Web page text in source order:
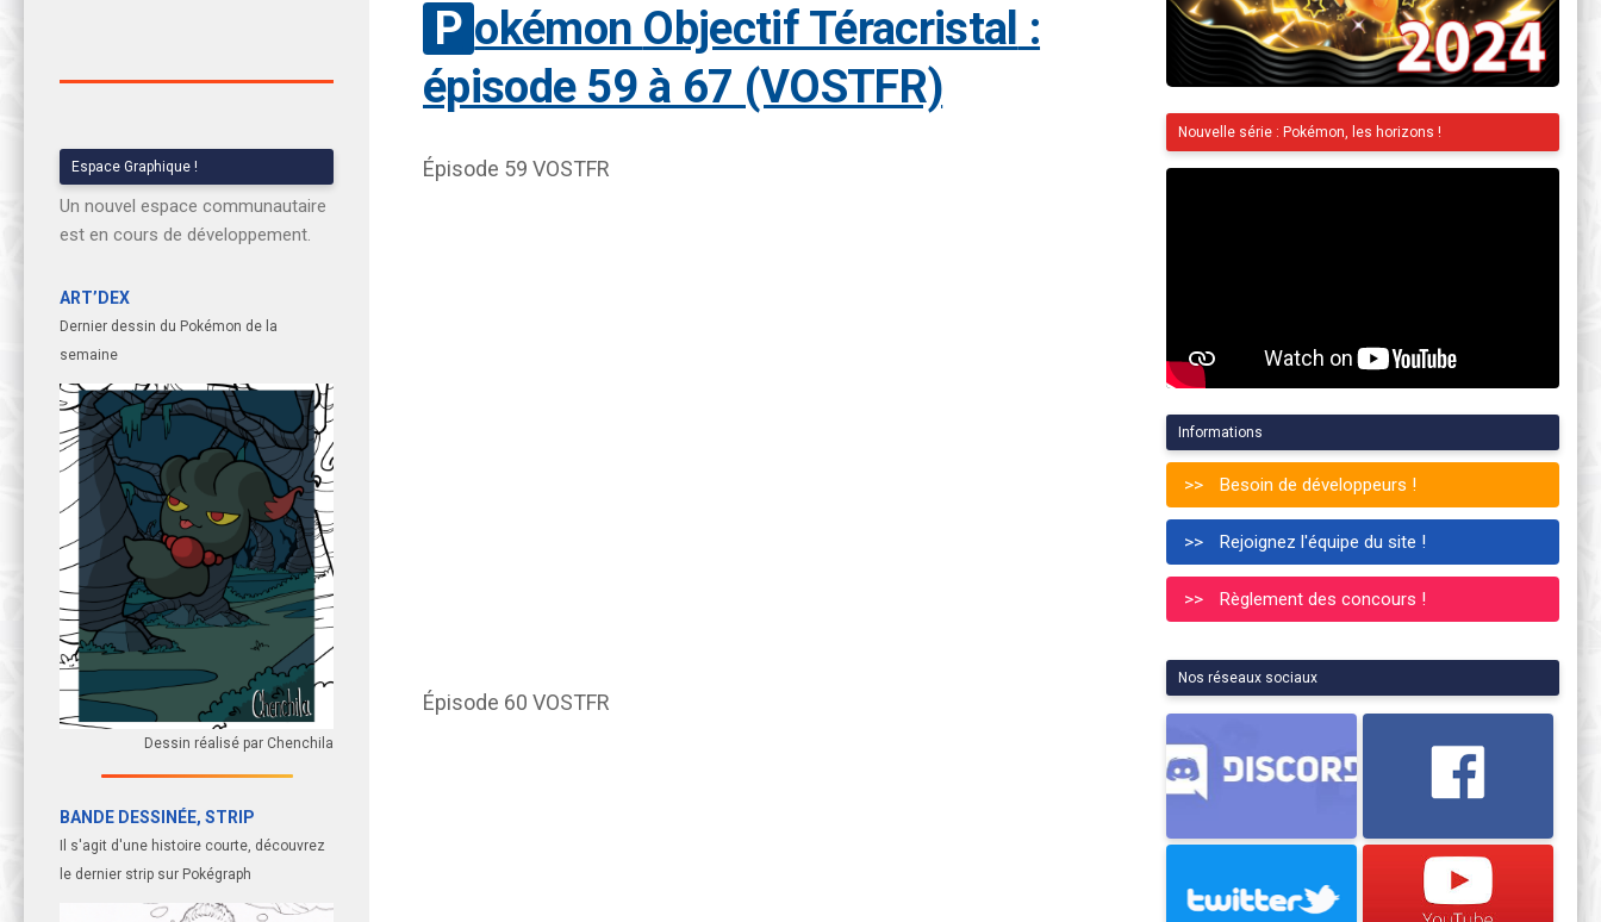
Pokémon Objectif Téracristal :
épisode 59 à 67 (VOSTFR)
Épisode 59 VOSTFR
Épisode 60 VOSTFR
Espace Graphique !
Un nouvel espace communautaire
est en cours de développement.
ART’DEX
Dernier dessin du Pokémon de la
semaine
Dessin réalisé par Chenchila
BANDE DESSINÉE, STRIP
Il s'agit d'une histoire courte, découvrez
le dernier strip sur Pokégraph
Nouvelle série : Pokémon, les horizons !
Informations
Besoin de développeurs !
Rejoignez l'équipe du site !
Règlement des concours !
Nos réseaux sociaux